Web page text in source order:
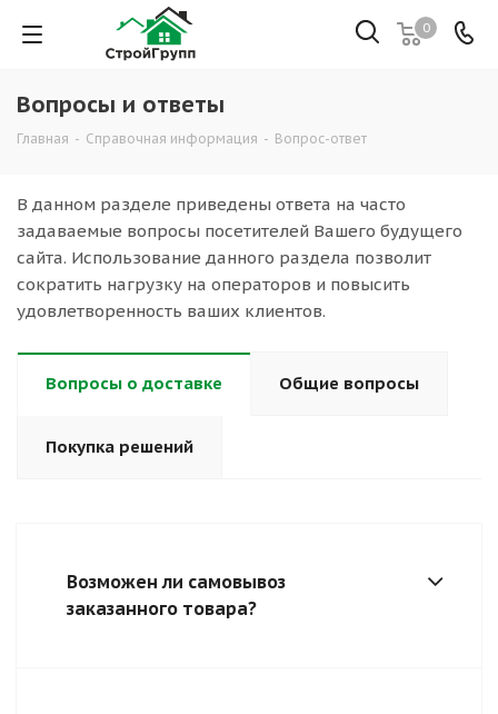
0
Вопросы и ответы
Главная - Справочная информация - Вопрос-ответ
В данном разделе приведены ответа на часто
задаваемые вопросы посетителей Вашего будущего
сайта. Использование данного раздела позволит
сократить нагрузку на операторов и повысить
удовлетворенность ваших клиентов.
Вопросы о доставке Общие вопросы
Покупка решений
Возможен ли самовывоз
заказанного товара?